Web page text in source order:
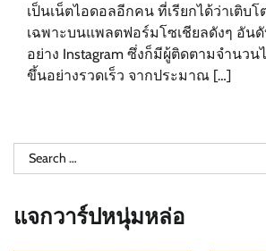
เป็นเน็ตไอดอลอีกคน ที่เรียกได้ว่าเติบโ
เฉพาะบนแพลตฟอร์มโซเชียลดังๆ อัน
อย่าง Instagram ซึ่งก็มีผู้ติดตามจำนวน
ขึ้นอย่างรวดเร็ว จากประมาณ […]
Search
for:
แจกวาร์ปหนุ่มหล่อ